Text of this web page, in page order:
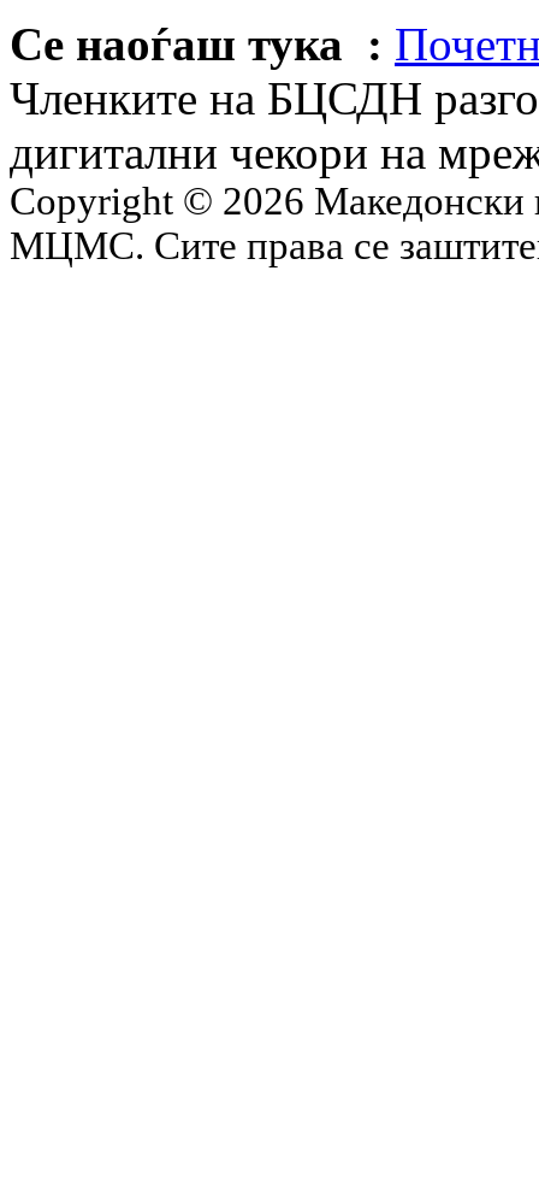
Се наоѓаш тука :
Членките на БЦСДН
дигитални чекори на
Copyright © 2026 Македонски
МЦМС. Сите права се